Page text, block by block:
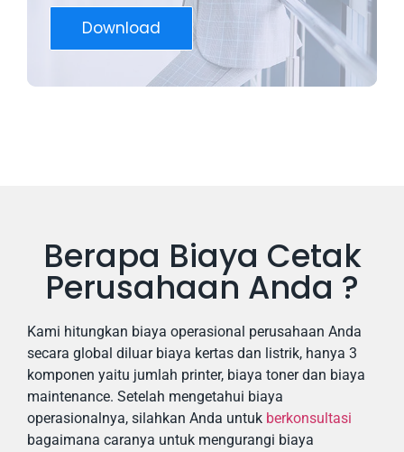
Download
Berapa Biaya Cetak
Perusahaan Anda ?
Kami hitungkan biaya operasional perusahaan Anda
secara global diluar biaya kertas dan listrik, hanya 3
komponen yaitu jumlah printer, biaya toner dan biaya
maintenance. Setelah mengetahui biaya
operasionalnya, silahkan Anda untuk berkonsultasi
bagaimana caranya untuk mengurangi biaya